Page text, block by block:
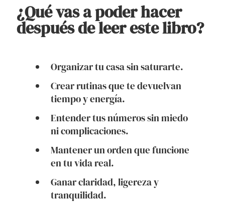
¿Qué vas a poder hacer
después de leer este libro?
Organizar tu casa sin saturarte.
Crear rutinas que te devuelvan
tiempo y energía.
Entender tus números sin miedo
ni complicaciones.
Mantener un orden que funcione
en tu vida real.
Ganar claridad, ligereza y
tranquilidad.